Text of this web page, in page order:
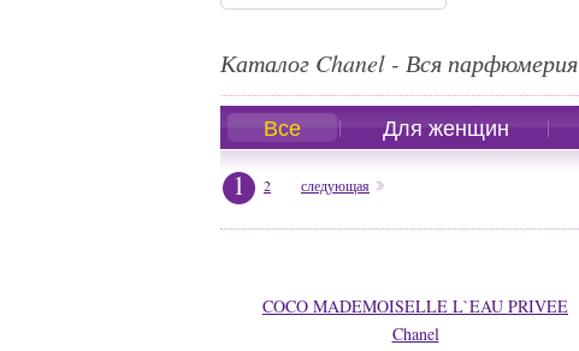
Каталог Chanel - Вся парфюмерия
Все Для женщин
1 2 следующая
COCO MADEMOISELLE L`EAU PRIVEE
Chanel